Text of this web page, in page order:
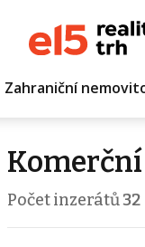
Zahraniční
Počet inzerátů32